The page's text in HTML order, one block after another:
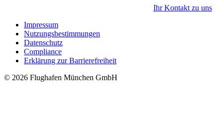
Ihr Kontakt zu uns
Impressum
Nutzungsbestimmungen
Datenschutz
Compliance
Erklärung zur Barrierefreiheit
© 2026 Flughafen München GmbH